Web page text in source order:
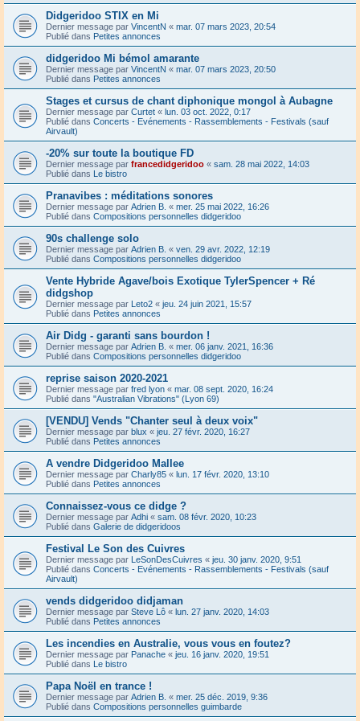
Didgeridoo STIX en Mi
Dernier message par VincentN « mar. 07 mars 2023, 20:54
Publié dans Petites annonces
didgeridoo Mi bémol amarante
Dernier message par VincentN « mar. 07 mars 2023, 20:50
Publié dans Petites annonces
Stages et cursus de chant diphonique mongol à Aubagne
Dernier message par Curtet « lun. 03 oct. 2022, 0:17
Publié dans Concerts - Evénements - Rassemblements - Festivals (sauf
Airvault)
-20% sur toute la boutique FD
Dernier message par francedidgeridoo « sam. 28 mai 2022, 14:03
Publié dans Le bistro
Pranavibes : méditations sonores
Dernier message par Adrien B. « mer. 25 mai 2022, 16:26
Publié dans Compositions personnelles didgeridoo
90s challenge solo
Dernier message par Adrien B. « ven. 29 avr. 2022, 12:19
Publié dans Compositions personnelles didgeridoo
Vente Hybride Agave/bois Exotique TylerSpencer + Ré
didgshop
Dernier message par Leto2 « jeu. 24 juin 2021, 15:57
Publié dans Petites annonces
Air Didg - garanti sans bourdon !
Dernier message par Adrien B. « mer. 06 janv. 2021, 16:36
Publié dans Compositions personnelles didgeridoo
reprise saison 2020-2021
Dernier message par fred lyon « mar. 08 sept. 2020, 16:24
Publié dans "Australian Vibrations" (Lyon 69)
[VENDU] Vends "Chanter seul à deux voix"
Dernier message par blux « jeu. 27 févr. 2020, 16:27
Publié dans Petites annonces
A vendre Didgeridoo Mallee
Dernier message par Charly85 « lun. 17 févr. 2020, 13:10
Publié dans Petites annonces
Connaissez-vous ce didge ?
Dernier message par Adhi « sam. 08 févr. 2020, 10:23
Publié dans Galerie de didgeridoos
Festival Le Son des Cuivres
Dernier message par LeSonDesCuivres « jeu. 30 janv. 2020, 9:51
Publié dans Concerts - Evénements - Rassemblements - Festivals (sauf
Airvault)
vends didgeridoo didjaman
Dernier message par Steve Lô « lun. 27 janv. 2020, 14:03
Publié dans Petites annonces
Les incendies en Australie, vous vous en foutez?
Dernier message par Panache « jeu. 16 janv. 2020, 19:51
Publié dans Le bistro
Papa Noël en trance !
Dernier message par Adrien B. « mer. 25 déc. 2019, 9:36
Publié dans Compositions personnelles guimbarde